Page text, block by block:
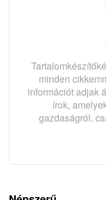
minden
információt adjak
írok,
gazdaságról,